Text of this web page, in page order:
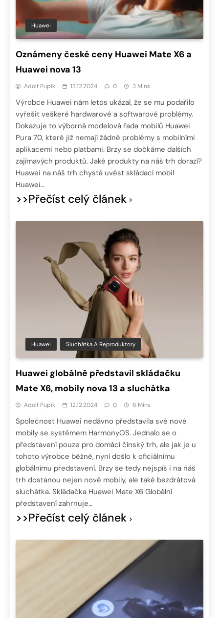
Huawei
Oznámeny české ceny Huawei Mate X6 a
Huawei nova 13
Adolf Pupík 13.12.2024 0 3 Mins
Výrobce Huawei nám letos ukázal, že se mu podařilo
vyřešit veškeré hardwarové a softwarové problémy.
Dokazuje to výborná modelová řada mobilů Huawei
Pura 70, které již nemají žádné problémy s mobilními
aplikacemi nebo platbami. Brzy se dočkáme dalších
zajímavých produktů. Jaké produkty na náš trh dorazí?
Huawei na náš trh chystá uvést skládací mobil
Huawei…
>>Přečíst celý článek
Huawei Sluchátka A Reproduktory
Huawei globálně představil skládačku
Mate X6, mobily nova 13 a sluchátka
Adolf Pupík 12.12.2024 0 6 Mins
Společnost Huawei nedávno představila své nové
mobily se systémem HarmonyOS. Jednalo se o
představení pouze pro domácí čínský trh, ale jak je u
tohoto výrobce běžné, nyní došlo k oficiálnímu
globálnímu představení. Brzy se tedy nejspíš i na náš
trh dostanou nejen nové mobily, ale také bezdrátová
sluchátka. Skládačka Huawei Mate X6 Globální
představení zahrnuje…
>>Přečíst celý článek